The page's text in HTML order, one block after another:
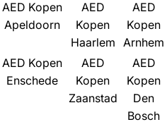
AED Kopen
Apeldoorn
AED
Kopen
Haarlem
AED
Kopen
Arnhem
AED Kopen
Enschede
AED
Kopen
Zaanstad
AED
Kopen
Den
Bosch